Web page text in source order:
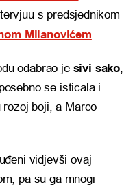
s predsjednikom
Milanovićem.
odabrao je sivi sako,
se isticala i
boji, a Marco
vidjevši ovaj
pa su ga mnogi